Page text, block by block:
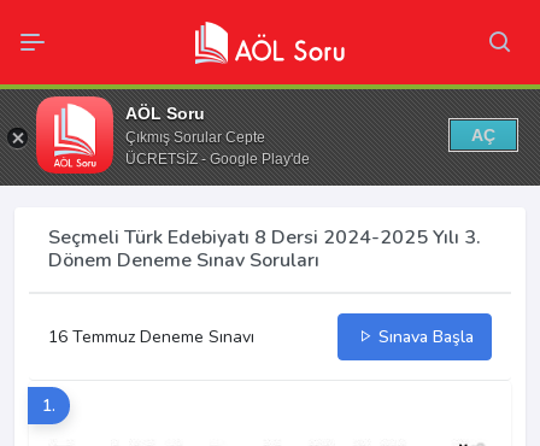
AÖL Soru
Çıkmış Sorular Cepte
ÜCRETSİZ - Google Play'de
AÇ
Seçmeli Türk Edebiyatı 8 Dersi 2024-2025 Yılı 3.
Dönem Deneme Sınav Soruları
16 Temmuz Deneme Sınavı Sınava Başla
1.